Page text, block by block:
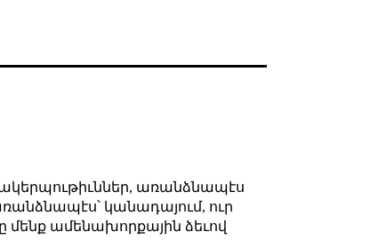
առանձնապէս
կանադայում, ուր
մենք ամենախորքային ձեւով